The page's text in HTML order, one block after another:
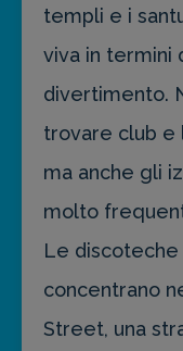
templi e i
viva in termini
divertimento.
trovare club e
ma anche gli
molto
Le discoteche
concentrano
Street, una